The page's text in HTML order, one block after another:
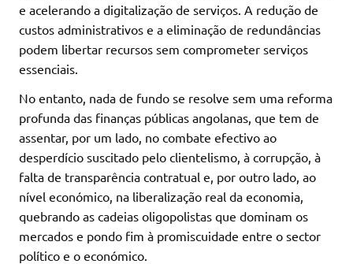
e acelerando a digitalização de serviços. A redução de
custos administrativos e a eliminação de redundâncias
podem libertar recursos sem comprometer serviços
essenciais.
No entanto, nada de fundo se resolve sem uma reforma
profunda das finanças públicas angolanas, que tem de
assentar, por um lado, no combate efectivo ao
desperdício suscitado pelo clientelismo, à corrupção, à
falta de transparência contratual e, por outro lado, ao
nível económico, na liberalização real da economia,
quebrando as cadeias oligopolistas que dominam os
mercados e pondo fim à promiscuidade entre o sector
político e o económico.